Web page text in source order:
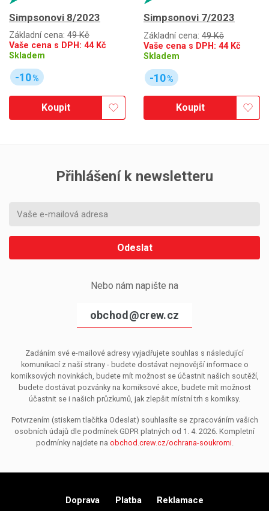
Simpsonovi 8/2023
Základní cena: 49 Kč
Vaše cena s DPH: 44Kč
Skladem
-10%
Koupit
Simpsonovi 7/2023
Základní cena: 49 Kč
Vaše cena s DPH: 44Kč
Skladem
-10%
Koupit
Přihlášení k newsletteru
Odeslat
Nebo nám napište na
obchod@crew.cz
Zadáním své e-mailové adresy vyjadřujete souhlas s následující
komunikací z naší strany - budete dostávat nejnovější informace o
komiksových novinkách, budete mít možnost se účastnit našich soutěží,
budete dostávat pozvánky na komiksové akce, budete mít možnost
účastnit se i našich průzkumů, jak zlepšit místní trh s komiksy.
Potvrzením (stiskem tlačítka Odeslat) souhlasíte se zpracováním vašich
osobních údajů dle podmínek GDPR platných od 1. 4. 2026. Kompletní
podmínky najdete na obchod.crew.cz/ochrana-soukromi.
Doprava Platba
Reklamace